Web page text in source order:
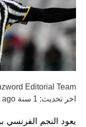
Editorial Team
اخر تحديث: 1 سنة ago
يعود النجم الفرنسي